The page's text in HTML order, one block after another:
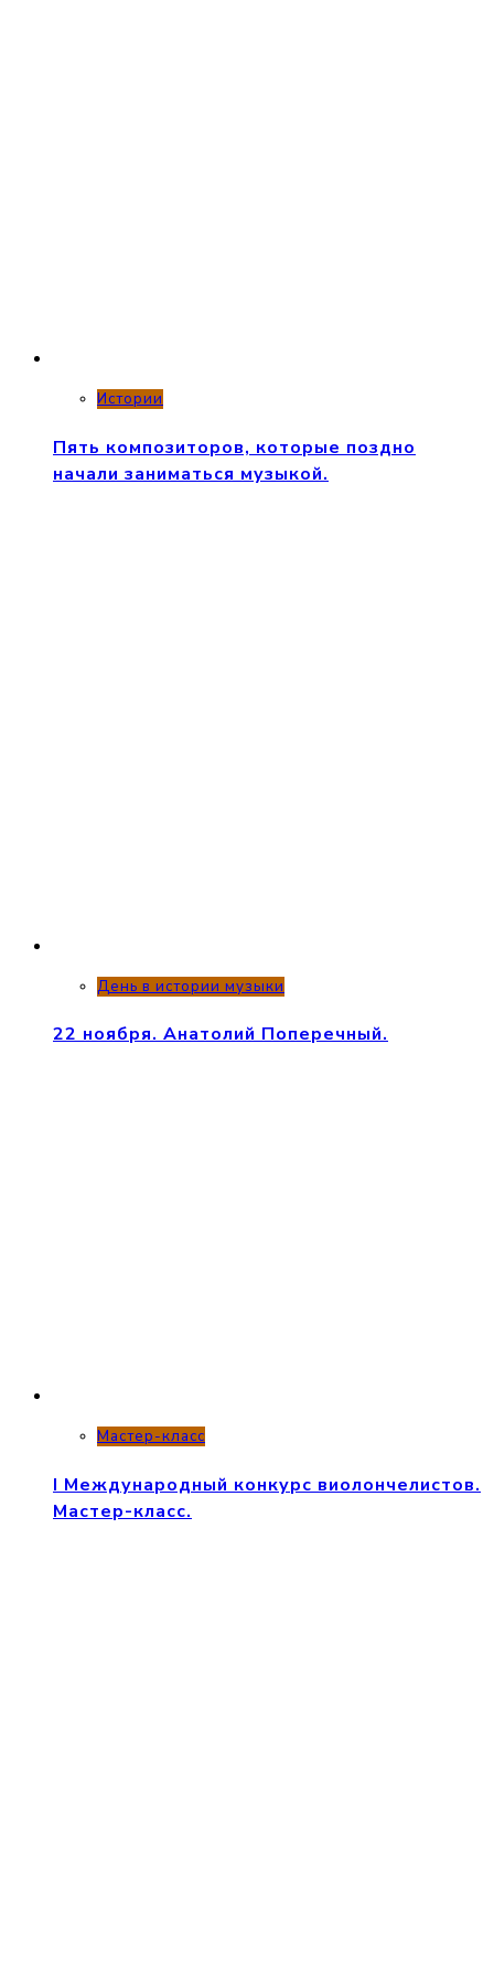
Истории
Пять композиторов, которые поздно
начали заниматься музыкой.
День в истории музыки
22 ноября. Анатолий Поперечный.
Мастер-класс
I Международный конкурс виолончелистов.
Мастер-класс.